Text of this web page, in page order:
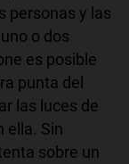
personas y las
o dos
es posible
punta del
las luces de
ella. Sin
sobre un